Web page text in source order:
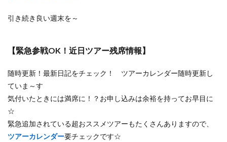
引き続き良い週末を～
【緊急参戦OK！近日ツアー残席情報】
随時更新！最新日記をチェック！ ツアーカレンダー随時更新し
ていま～す
気付いたときには満席に！？お申し込みは余裕を持ってお早目に
☆
緊急追加されている超おススメツアーもたくさんありますので、
ツアーカレンダー要チェックです☆